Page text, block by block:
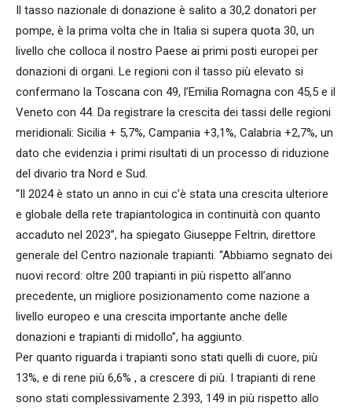
Il tasso nazionale di donazione è salito a 30,2 donatori per
pompe, è la prima volta che in Italia si supera quota 30, un
livello che colloca il nostro Paese ai primi posti europei per
donazioni di organi. Le regioni con il tasso più elevato si
confermano la Toscana con 49, l’Emilia Romagna con 45,5 e il
Veneto con 44. Da registrare la crescita dei tassi delle regioni
meridionali: Sicilia + 5,7%, Campania +3,1%, Calabria +2,7%, un
dato che evidenzia i primi risultati di un processo di riduzione
del divario tra Nord e Sud.
“Il 2024 è stato un anno in cui c’è stata una crescita ulteriore
e globale della rete trapiantologica in continuità con quanto
accaduto nel 2023”, ha spiegato Giuseppe Feltrin, direttore
generale del Centro nazionale trapianti. “Abbiamo segnato dei
nuovi record: oltre 200 trapianti in più rispetto all’anno
precedente, un migliore posizionamento come nazione a
livello europeo e una crescita importante anche delle
donazioni e trapianti di midollo”, ha aggiunto.
Per quanto riguarda i trapianti sono stati quelli di cuore, più
13%, e di rene più 6,6% , a crescere di più. I trapianti di rene
sono stati complessivamente 2.393, 149 in più rispetto allo